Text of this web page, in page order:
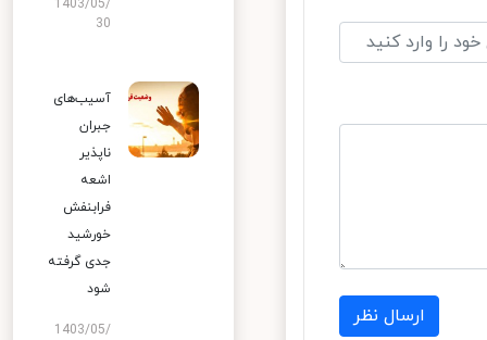
ارسال نظر
1403/05/
30
آسیب‌های
جبران
ناپذیر
اشعه
فرابنفش
خورشید
جدی گرفته
شود
1403/05/